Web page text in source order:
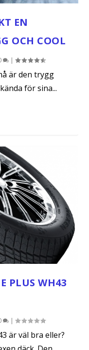
EN
OCH COOL
|
är den trygg
för sina...
PLUS WH43
|
är väl bra eller?